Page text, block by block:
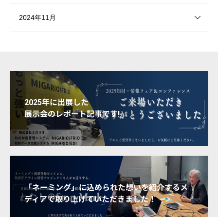
2025年に出展した
展示会のレポート記事です!
「ネーミング」に込められた想いを紹介するメ
ディアで取り上げていただきました！